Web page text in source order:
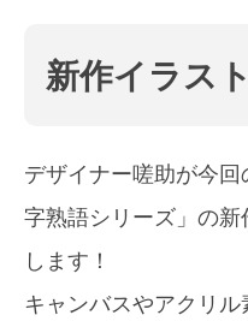
新作イラス
デザイナー嗟助が今
字熟語シリーズ」の
します！
キャンバスやアクリ